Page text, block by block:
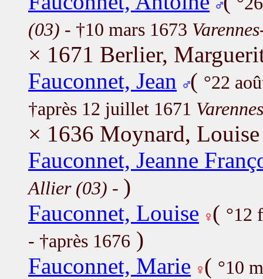
(03) - †10 mars 1673
× 1671 Berlier,
Fauconnet, Jean
( °22
†après 12 juillet 1671
× 1636 Moynard, Louise
Fauconnet, Jeanne
Allier (03) - )
Fauconnet, Louise ( °12
- †après 1676 )
Fauconnet, Marie ( °10